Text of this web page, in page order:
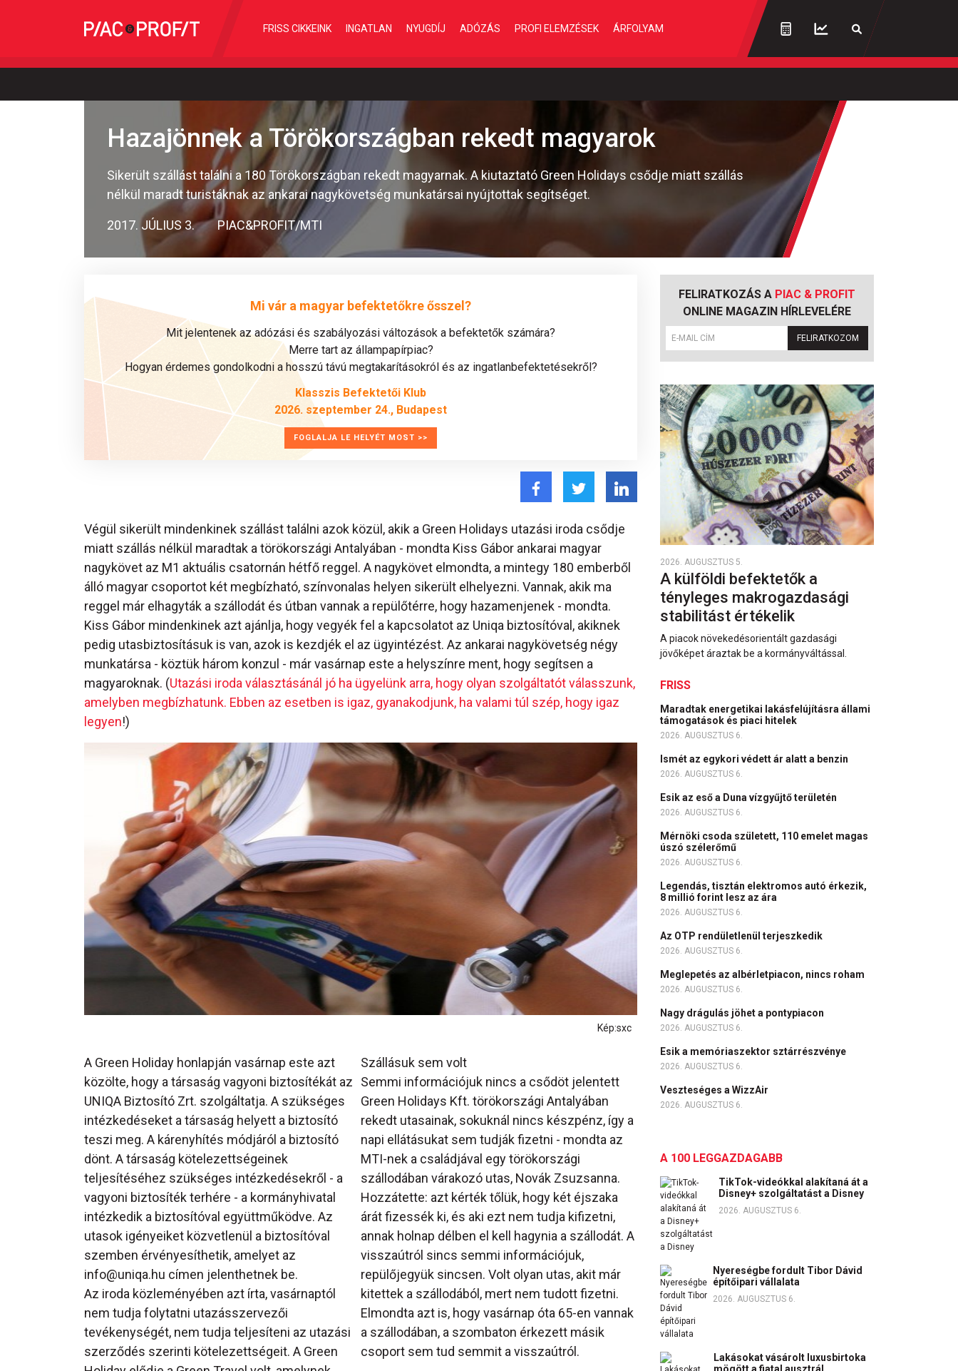
FRISS CIKKEINK INGATLAN NYUGDÍJ ADÓZÁS PROFI ELEMZÉSEK ÁRFOLYAM
Hazajönnek a Törökországban rekedt magyarok
Sikerült szállást találni a 180 Törökországban rekedt magyarnak. A kiutaztató Green Holidays csődje miatt szállás
nélkül maradt turistáknak az ankarai nagykövetség munkatársai nyújtottak segítséget.
2017. JÚLIUS 3. PIAC&PROFIT/MTI
Mi vár a magyar befektetőkre ősszel?
Mit jelentenek az adózási és szabályozási változások a befektetők számára?
Merre tart az állampapírpiac?
Hogyan érdemes gondolkodni a hosszú távú megtakarításokról és az ingatlanbefektetésekről?
Klasszis Befektetői Klub
2026. szeptember 24., Budapest
FOGLALJA LE HELYÉT MOST >>
Végül sikerült mindenkinek szállást találni azok közül, akik a Green Holidays utazási iroda csődje
miatt szállás nélkül maradtak a törökországi Antalyában - mondta Kiss Gábor ankarai magyar
nagykövet az M1 aktuális csatornán hétfő reggel. A nagykövet elmondta, a mintegy 180 emberből
álló magyar csoportot két megbízható, színvonalas helyen sikerült elhelyezni. Vannak, akik ma
reggel már elhagyták a szállodát és útban vannak a repülőtérre, hogy hazamenjenek - mondta.
Kiss Gábor mindenkinek azt ajánlja, hogy vegyék fel a kapcsolatot az Uniqa biztosítóval, akiknek
pedig utasbiztosításuk is van, azok is kezdjék el az ügyintézést. Az ankarai nagykövetség négy
munkatársa - köztük három konzul - már vasárnap este a helyszínre ment, hogy segítsen a
magyaroknak. (Utazási iroda választásánál jó ha ügyelünk arra, hogy olyan szolgáltatót válasszunk,
amelyben megbízhatunk. Ebben az esetben is igaz, gyanakodjunk, ha valami túl szép, hogy igaz
legyen!)
Kép:sxc
Szállásuk sem volt
Semmi információjuk nincs a csődöt jelentett
Green Holidays Kft. törökországi Antalyában
rekedt utasainak, sokuknál nincs készpénz, így a
napi ellátásukat sem tudják fizetni - mondta az
MTI-nek a családjával egy törökországi
szállodában várakozó utas, Novák Zsuzsanna.
Hozzátette: azt kérték tőlük, hogy két éjszaka
árát fizessék ki, és aki ezt nem tudja kifizetni,
annak holnap délben el kell hagynia a szállodát. A
visszaútról sincs semmi információjuk,
repülőjegyük sincsen. Volt olyan utas, akit már
kitettek a szállodából, mert nem tudott fizetni.
Elmondta azt is, hogy vasárnap óta 65-en vannak
a szállodában, a szombaton érkezett másik
csoport sem tud semmit a visszaútról.
A Green Holiday honlapján vasárnap este azt
közölte, hogy a társaság vagyoni biztosítékát az
UNIQA Biztosító Zrt. szolgáltatja. A szükséges
intézkedéseket a társaság helyett a biztosító
teszi meg. A kárenyhítés módjáról a biztosító
dönt. A társaság kötelezettségeinek
teljesítéséhez szükséges intézkedésekről - a
vagyoni biztosíték terhére - a kormányhivatal
intézkedik a biztosítóval együttműködve. Az
utasok igényeiket közvetlenül a biztosítóval
szemben érvényesíthetik, amelyet az
info@uniqa.hu címen jelenthetnek be.
Az iroda közleményében azt írta, vasárnaptól
nem tudja folytatni utazásszervezői
tevékenységét, nem tudja teljesíteni az utazási
szerződés szerinti kötelezettségeit. A Green
FELIRATKOZÁS A PIAC & PROFIT
ONLINE MAGAZIN HÍRLEVELÉRE
FELIRATKOZOM
2026. AUGUSZTUS 5.
A külföldi befektetők a
tényleges makrogazdasági
stabilitást értékelik
A piacok növekedésorientált gazdasági
jövőképet áraztak be a kormányváltással.
FRISS
Maradtak energetikai lakásfelújításra állami
támogatások és piaci hitelek
2026. AUGUSZTUS 6.
Ismét az egykori védett ár alatt a benzin
2026. AUGUSZTUS 6.
Esik az eső a Duna vízgyűjtő területén
2026. AUGUSZTUS 6.
Mérnöki csoda született, 110 emelet magas
úszó szélerőmű
2026. AUGUSZTUS 6.
Legendás, tisztán elektromos autó érkezik,
8 millió forint lesz az ára
2026. AUGUSZTUS 6.
Az OTP rendületlenül terjeszkedik
2026. AUGUSZTUS 6.
Meglepetés az albérletpiacon, nincs roham
2026. AUGUSZTUS 6.
Nagy drágulás jöhet a pontypiacon
2026. AUGUSZTUS 6.
Esik a memóriaszektor sztárrészvénye
2026. AUGUSZTUS 6.
Veszteséges a WizzAir
2026. AUGUSZTUS 6.
A 100 LEGGAZDAGABB
TikTok-videókkal alakítaná át a
Disney+ szolgáltatást a Disney
2026. AUGUSZTUS 6.
Nyereségbe fordult Tibor Dávid
építőipari vállalata
2026. AUGUSZTUS 6.
Lakásokat vásárolt luxusbirtoka